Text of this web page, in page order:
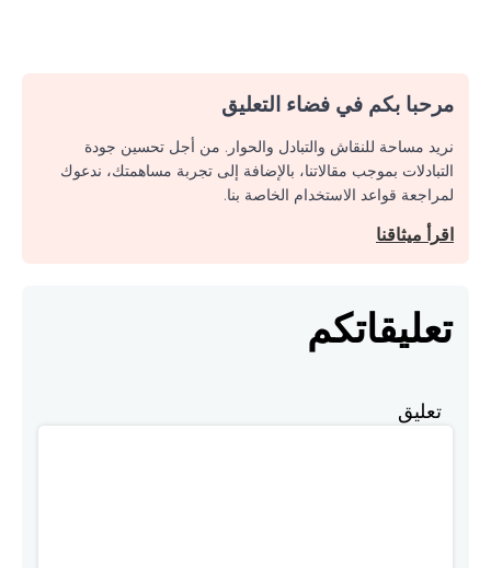
مرحبا بكم في فضاء التعليق
نريد مساحة للنقاش والتبادل والحوار. من أجل تحسين جودة
التبادلات بموجب مقالاتنا، بالإضافة إلى تجربة مساهمتك، ندعوك
لمراجعة قواعد الاستخدام الخاصة بنا.
اقرأ ميثاقنا
تعليقاتكم
تعليق